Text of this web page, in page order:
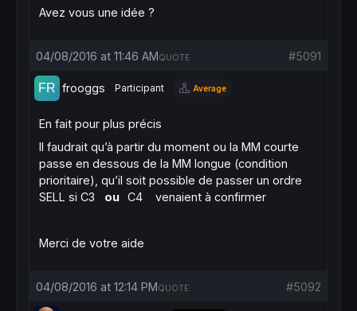
Avez vous une idée ?
04/08/2016 at 11:46 AM #5091
QUOTE
frooggs Participant Average
En fait pour plus précis
Il faudrait qu’à partir du moment ou la MM courte
passe en dessous de la MM longue (condition
prioritaire), qu’il soit possible de passer un ordre
SELL si C3 ou C4 venaient à confirmer
Merci de votre aide
04/08/2016 at 12:14 PM #5092
QUOTE